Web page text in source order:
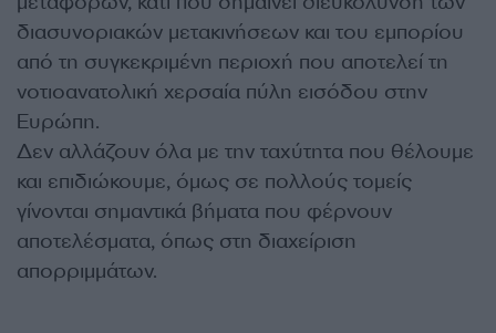
διασυνοριακών μετακινήσεων και του εμπορίου
από τη συγκεκριμένη περιοχή που αποτελεί τη
νοτιοανατολική χερσαία πύλη εισόδου στην
Ευρώπη.
Δεν αλλάζουν όλα με την ταχύτητα που θέλουμε
και επιδιώκουμε, όμως σε πολλούς τομείς
γίνονται σημαντικά βήματα που φέρνουν
αποτελέσματα, όπως στη διαχείριση
απορριμμάτων.